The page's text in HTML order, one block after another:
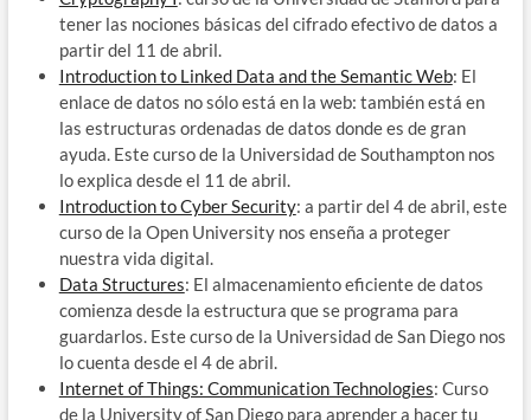
tener las nociones básicas del cifrado efectivo de datos a
partir del 11 de abril.
Introduction to Linked Data and the Semantic Web: El
enlace de datos no sólo está en la web: también está en
las estructuras ordenadas de datos donde es de gran
ayuda. Este curso de la Universidad de Southampton nos
lo explica desde el 11 de abril.
Introduction to Cyber Security: a partir del 4 de abril, este
curso de la Open University nos enseña a proteger
nuestra vida digital.
Data Structures: El almacenamiento eficiente de datos
comienza desde la estructura que se programa para
guardarlos. Este curso de la Universidad de San Diego nos
lo cuenta desde el 4 de abril.
Internet of Things: Communication Technologies: Curso
de la University of San Diego para aprender a hacer tu